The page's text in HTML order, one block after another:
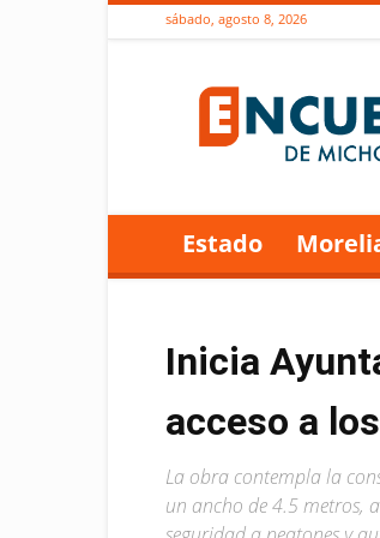
sábado, agosto 8, 2026
Estado
Inicia
acceso a
La obra contempla la
un ancho de 4.5 metros,